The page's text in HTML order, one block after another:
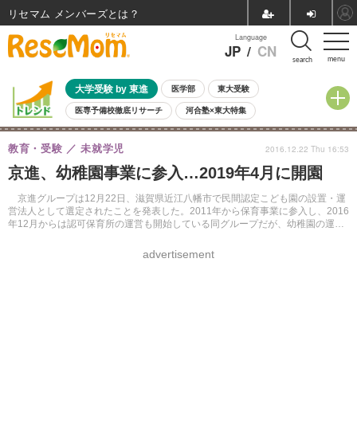
menu
Language
JP / CN search
大学受験 by 東進 医学部 東大受験
医専予備校徹底リサーチ 河合塾×東大特集
親子で考える大学選び 高校受験 中学受験 小学校受験
共通テスト 夏休み
8月開催イベント・WS 全国公立高校 過去問 人気記事
自由研究教材（小学生向け） 自由研究教材（中学生向け） ランキング
京進、幼稚園事業に参入…2019年4月に開園
京進グループは12月22日、滋賀県近江八幡市で民間認定こども園の設置・運
営法人として選定されたことを発表した。2011年から保育事業に参入し、2016
年12月からは認可保育所の運営も開始している同グループだが、幼稚園の運営
教育・受験 未就学児
advertisement
2016.12.22 Thu 16:53
リセマム メンバーズ